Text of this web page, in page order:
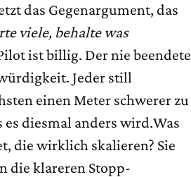
das Gegenargument, das
viele, behalte was
ist billig. Der nie beendete
Jeder still
einen Meter schwerer zu
diesmal anders wird.Was
die wirklich skalieren? Sie
die klareren Stopp-